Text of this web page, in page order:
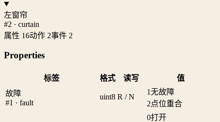
左窗帘
#2 · curtain
属性 16动作 2事件 2
Properties
标签 格式 读写
值
故障
#1 · fault
uint8 R / N
1无故障
2点位重合
0打开